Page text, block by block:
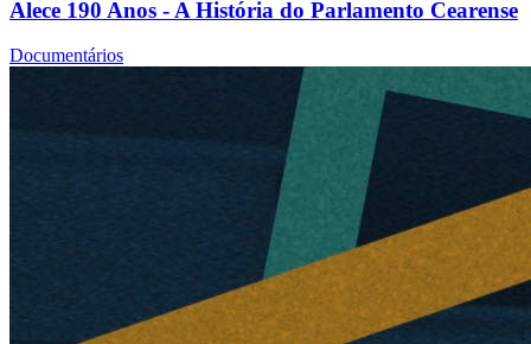
Alece 190 Anos - A História do Parlamento Cearense
Documentários